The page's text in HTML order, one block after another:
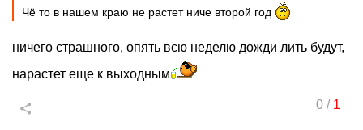
Чё то в нашем краю не растет ниче второй год
ничего страшного, опять всю неделю дожди лить будут,
нарастет еще к выходным
0/ 1